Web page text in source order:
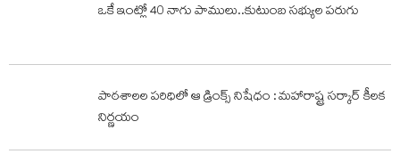
ఒకే ఇంట్లో 40 నాగు పాములు..కుటుంబ సభ్యుల పరుగు
పాఠశాలల పరిధిలో ఆ డ్రింక్స్ నిషేధం : మహారాష్ట్ర సర్కార్ కీలక
నిర్ణయం